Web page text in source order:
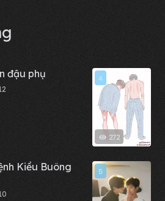
đậu phụ
Kiều Buông
272
4
5